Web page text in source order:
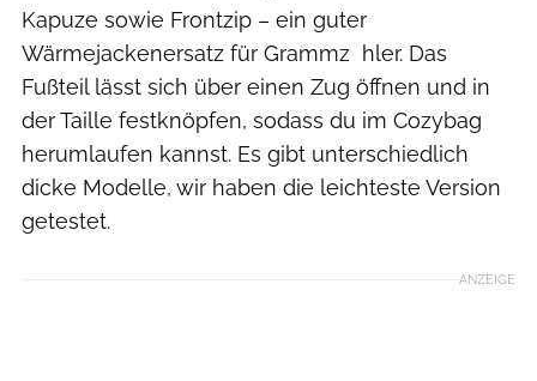
Kapuze sowie Frontzip – ein guter
Wärmejackenersatz für Grammz hler. Das
Fußteil lässt sich über einen Zug öffnen und in
der Taille festknöpfen, sodass du im Cozybag
herumlaufen kannst. Es gibt unterschiedlich
dicke Modelle, wir haben die leichteste Version
getestet.
ANZEIGE